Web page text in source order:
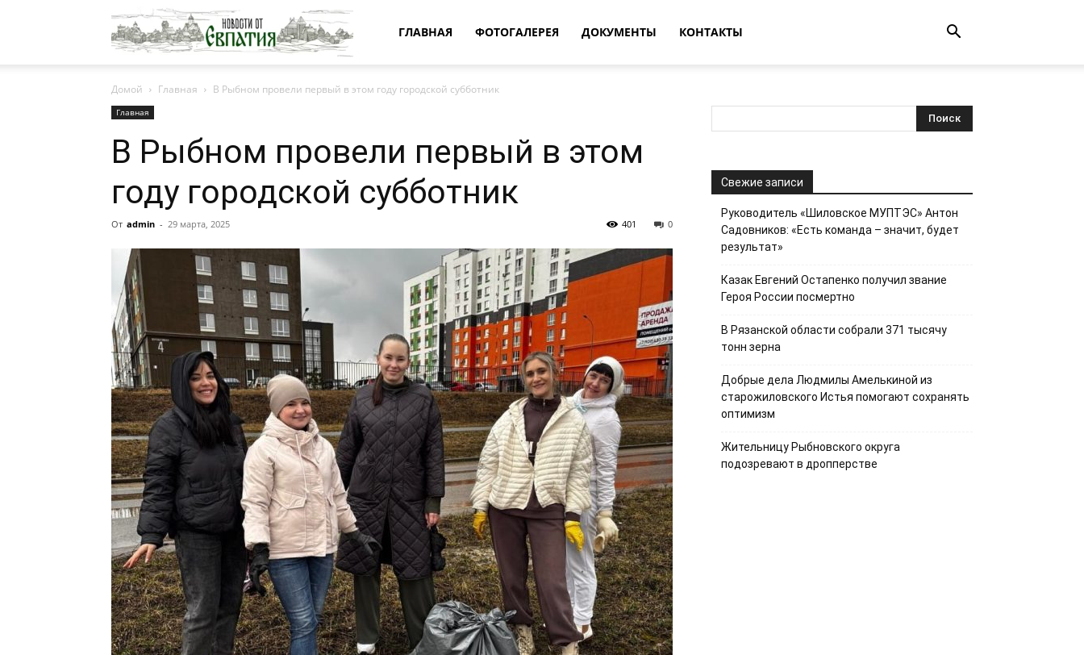
Новости
от
Евпатия
ГЛАВНАЯ ФОТОГАЛЕРЕЯ ДОКУМЕНТЫ КОНТАКТЫ
Домой Главная В Рыбном провели первый в этом году городской субботник
Главная
В Рыбном провели первый в этом
году городской субботник
От admin - 29 марта, 2025 0
401
Свежие записи
Руководитель «Шиловское МУПТЭС» Антон
Садовников: «Есть команда – значит, будет
результат»
Казак Евгений Остапенко получил звание
Героя России посмертно
В Рязанской области собрали 371 тысячу
тонн зерна
Добрые дела Людмилы Амелькиной из
старожиловского Истья помогают сохранять
оптимизм
Жительницу Рыбновского округа
подозревают в дропперстве